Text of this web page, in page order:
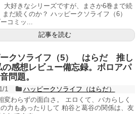
大好きなシリーズですが、まさか6巻まで続
まだ続くのか？ ハッピークソライフ（6）
ーコミッ...
記事を読む
クソライフ（5） はらだ 推し
の感想レビュー備忘録。ボロアパ
問題。
1
ハッピークソライフ（はらだ）
変わらずの面白さ。 エロくて、バカらしく
力もあったりして 粕谷と葛谷の関係は、友